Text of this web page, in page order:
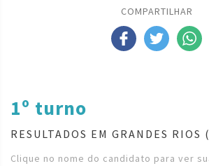
COMPARTILHAR
1º turno
RESULTADOS EM GRANDES RIOS
Clique no nome do candidato para ver